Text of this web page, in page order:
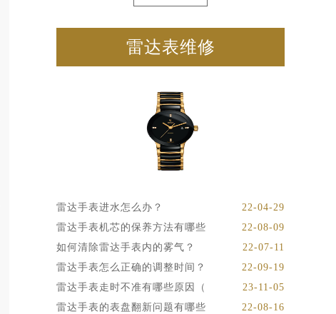
雷达表维修
雷达手表进水怎么办？
22-04-29
雷达手表机芯的保养方法有哪些
22-08-09
如何清除雷达手表内的雾气？
22-07-11
雷达手表怎么正确的调整时间？
22-09-19
雷达手表走时不准有哪些原因（
23-11-05
雷达手表的表盘翻新问题有哪些
22-08-16